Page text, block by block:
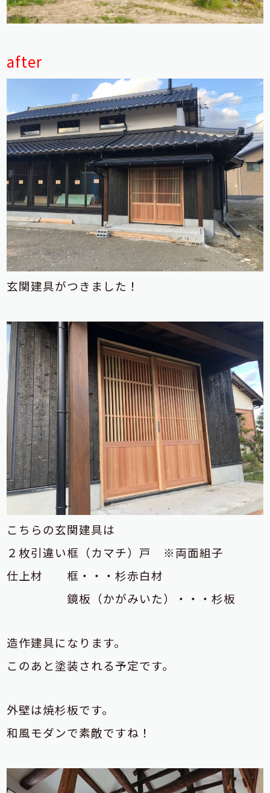
after
玄関建具がつきました！
こちらの玄関建具は
２枚引違い框（カマチ）戸 ※両面組子
仕上材 框・・・杉赤白材
鏡板（かがみいた）・・・杉板
造作建具になります。
このあと塗装される予定です。
外壁は焼杉板です。
和風モダンで素敵ですね！